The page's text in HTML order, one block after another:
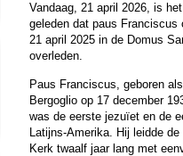
Vandaag, 21 april 2026, is
gele­den dat paus Fran­cis­cus
21 april 2025 in de Domus
overle­den.
Paus Fran­cis­cus, geboren
Bergoglio op 17 de­cem­ber
was de eerste jezuïet en de
Latijns-Amerika. Hij leidde
Kerk twaalf jaar lang met